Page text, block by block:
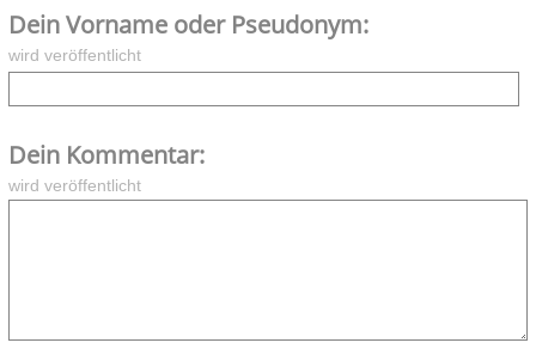
Dein Vorname oder Pseudonym:
wird veröffentlicht
Dein Kommentar:
wird veröffentlicht